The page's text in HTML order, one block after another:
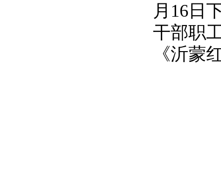
月16日
干部职
《沂蒙